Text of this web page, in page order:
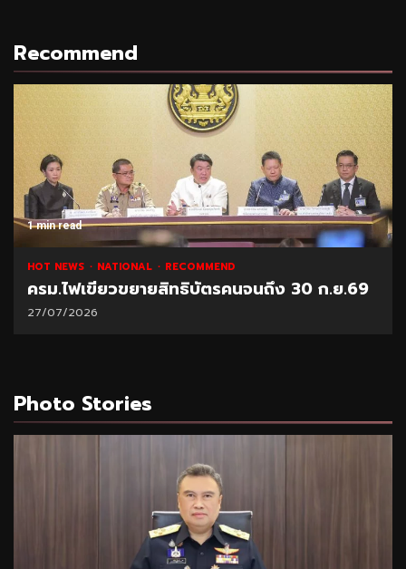
Recommend
1 min read
HOT NEWS NATIONAL RECOMMEND
ครม.ไฟเขียวขยายสิทธิบัตรคนจนถึง 30 ก.ย.69
27/07/2026
Photo Stories